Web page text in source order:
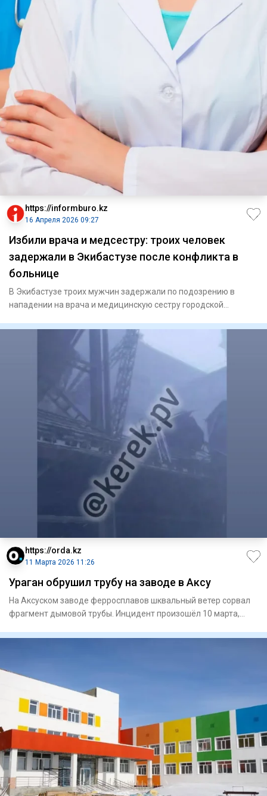
https://informburo.kz
16 Апреля 2026 09:27
Избили врача и медсестру: троих человек
задержали в Экибастузе после конфликта в
больнице
В Экибастузе троих мужчин задержали по подозрению в
нападении на врача и медицинскую сестру городской
https://orda.kz
11 Марта 2026 11:26
Ураган обрушил трубу на заводе в Аксу
На Аксуском заводе ферросплавов шквальный ветер сорвал
фрагмент дымовой трубы. Инцидент произошёл 10 марта,